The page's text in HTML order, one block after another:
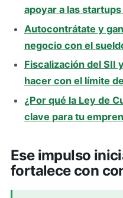
apoyar a las
Autocontrátate y
negocio con el
Fiscalización del SII
hacer con el límite
¿Por qué la Ley de
clave para tu
Ese impulso
fortalece con